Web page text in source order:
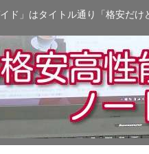
ド」はタイトル通り「格安だ